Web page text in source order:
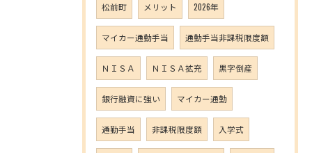
松前町 メリット 2026年
マイカー通勤手当 通勤手当非課税限度額
ＮＩＳＡ ＮＩＳＡ拡充 黒字倒産
銀行融資に強い マイカー通勤
通勤手当 非課税限度額 入学式